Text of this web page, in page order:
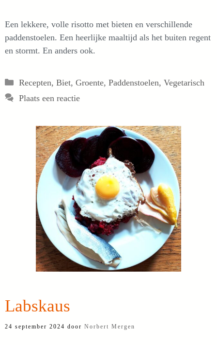
Een lekkere, volle risotto met bieten en verschillende
paddenstoelen. Een heerlijke maaltijd als het buiten regent
en stormt. En anders ook.
Categorieën
Recepten, Biet, Groente, Paddenstoelen, Vegetarisch
Plaats een reactie
Labskaus
24 september 2024 door Norbert Mergen